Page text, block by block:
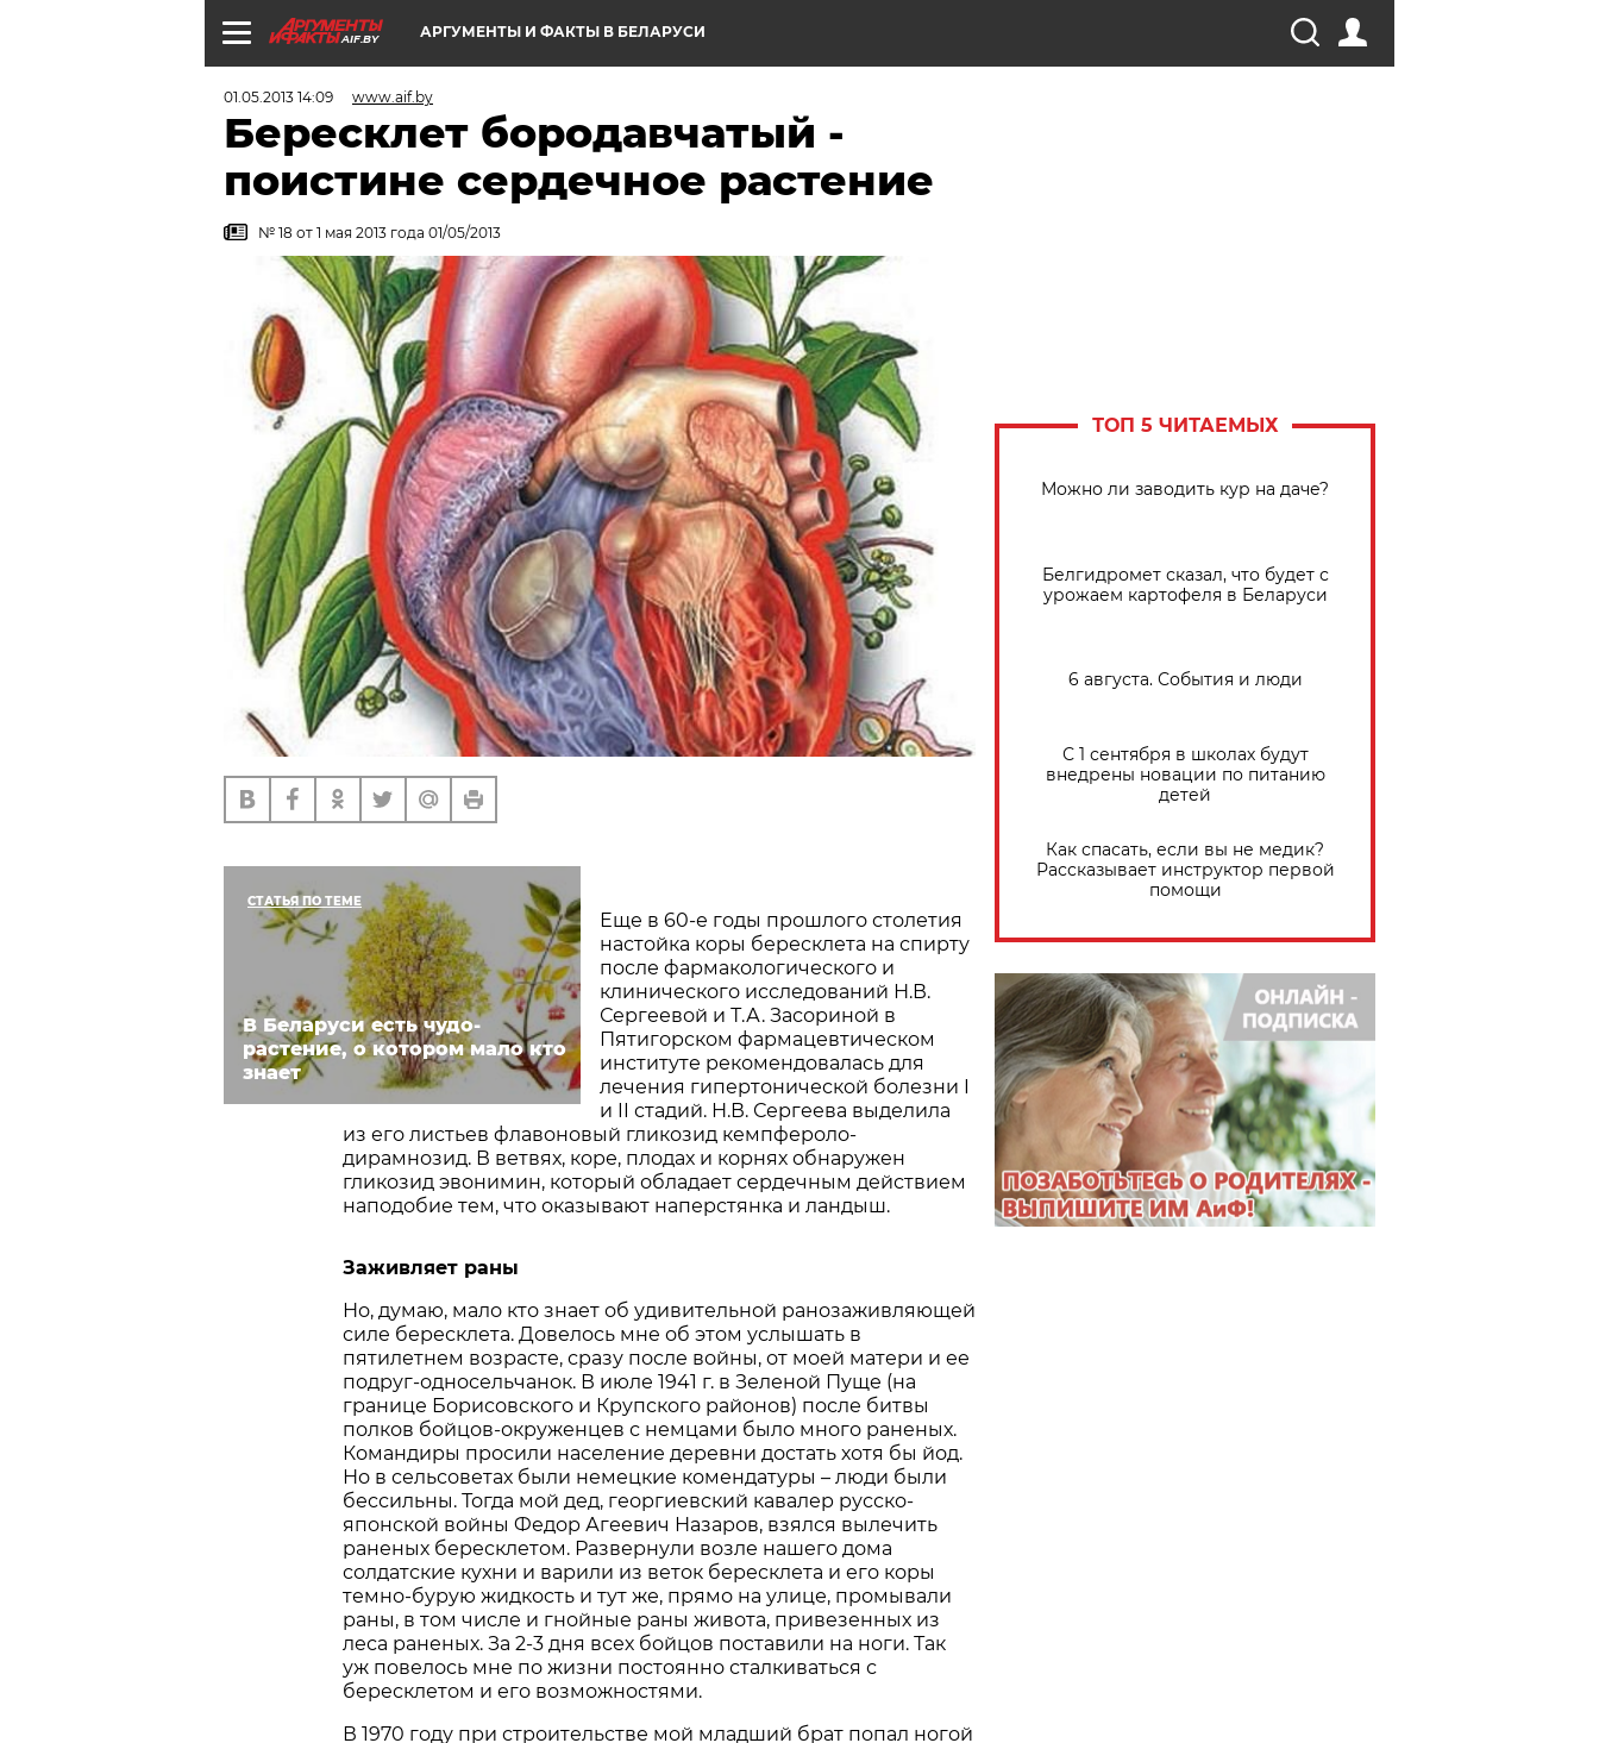
AIF.BY АРГУМЕНТЫ И ФАКТЫ В БЕЛАРУСИ
01.05.2013 14:09 www.aif.by
Бересклет бородавчатый -
поистине сердечное растение
№ 18 от 1 мая 2013 года 01/05/2013
СТАТЬЯ ПО ТЕМЕ
В Беларуси есть чудо-
растение, о котором мало кто
знает
Еще в 60-е годы прошлого столетия
настойка коры бересклета на спирту
после фармакологического и
клинического исследований Н.В.
Сергеевой и Т.А. Засориной в
Пятигорском фармацевтическом
институте рекомендовалась для
лечения гипертонической болезни I
и II стадий. Н.В. Сергеева выделила
из его листьев флавоновый гликозид кемпфероло-
дирамнозид. В ветвях, коре, плодах и корнях обнаружен
гликозид эвонимин, который обладает сердечным действием
наподобие тем, что оказывают наперстянка и ландыш.
Заживляет раны
Но, думаю, мало кто знает об удивительной ранозаживляющей
силе бересклета. Довелось мне об этом услышать в
пятилетнем возрасте, сразу после войны, от моей матери и ее
подруг-односельчанок. В июле 1941 г. в Зеленой Пуще (на
границе Борисовского и Крупского районов) после битвы
полков бойцов-окруженцев с немцами было много раненых.
Командиры просили население деревни достать хотя бы йод.
Но в сельсоветах были немецкие комендатуры – люди были
бессильны. Тогда мой дед, георгиевский кавалер русско-
японской войны Федор Агеевич Назаров, взялся вылечить
раненых бересклетом. Развернули возле нашего дома
солдатские кухни и варили из веток бересклета и его коры
темно-бурую жидкость и тут же, прямо на улице, промывали
раны, в том числе и гнойные раны живота, привезенных из
леса раненых. За 2-3 дня всех бойцов поставили на ноги. Так
уж повелось мне по жизни постоянно сталкиваться с
бересклетом и его возможностями.
В 1970 году при строительстве мой младший брат попал ногой
ТОП 5 ЧИТАЕМЫХ
Можно ли заводить кур на даче?
Белгидромет сказал, что будет с
урожаем картофеля в Беларуси
6 августа. События и люди
С 1 сентября в школах будут
внедрены новации по питанию
детей
Как спасать, если вы не медик?
Рассказывает инструктор первой
помощи